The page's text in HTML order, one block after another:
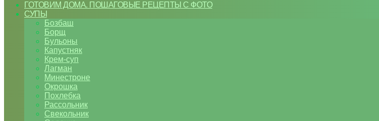
ГОТОВИМ ДОМА. ПОШАГОВЫЕ РЕЦЕПТЫ С ФОТО
СУПЫ
Бозбаш
Борщ
Бульоны
Капустняк
Крем-суп
Лагман
Минестроне
Окрошка
Похлебка
Рассольник
Свекольник